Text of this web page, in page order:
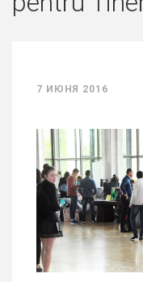
7 ИЮНЯ 2016